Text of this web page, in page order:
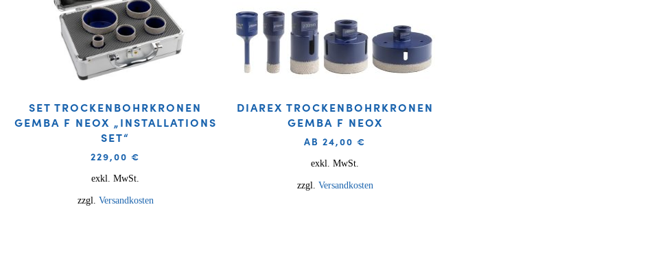
SET TROCKENBOHRKRONEN
GEMBA F NEOX „INSTALLATIONS
SET“
229,00 €
exkl. MwSt.
zzgl. Versandkosten
DIAREX TROCKENBOHRKRONEN
GEMBA F NEOX
AB 24,00 €
exkl. MwSt.
zzgl. Versandkosten